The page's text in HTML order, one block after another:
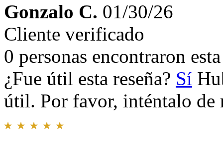
Gonzalo C. 01/30/26
Cliente verificado
0 personas encontraron
¿Fue útil esta reseña? Sí
útil. Por favor, inténtalo de